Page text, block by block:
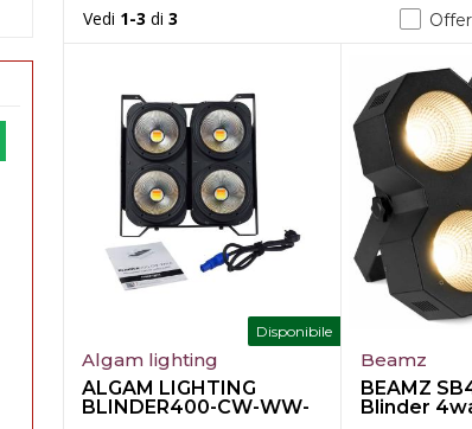
Vedi 1-3 di3
Disponibile
Algam lighting
ALGAM LIGHTING
BLINDER400-CW-WW-
Beamz
BEAMZ
Blinder